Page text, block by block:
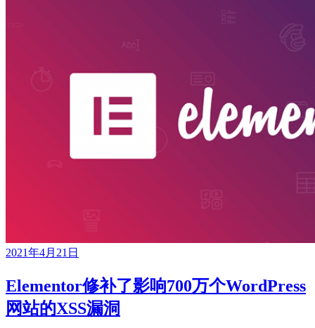
2021年4月21日
Elementor修补了影响700万个WordPress
网站的XSS漏洞